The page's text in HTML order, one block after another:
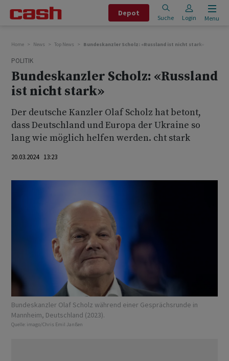
Depot
Suche Login Menu
Home News Top News Bundeskanzler Scholz: «Russland ist nicht stark»
POLITIK
Bundeskanzler Scholz: «Russland
ist nicht stark»
Der deutsche Kanzler Olaf Scholz hat betont,
dass Deutschland und Europa der Ukraine so
lang wie möglich helfen werden. cht stark
20.03.2024 13:23
Bundeskanzler Olaf Scholz während einer Gesprächsrunde in
Mannheim, Deutschland (2023).
Quelle: imago/Chris Emil Janßen